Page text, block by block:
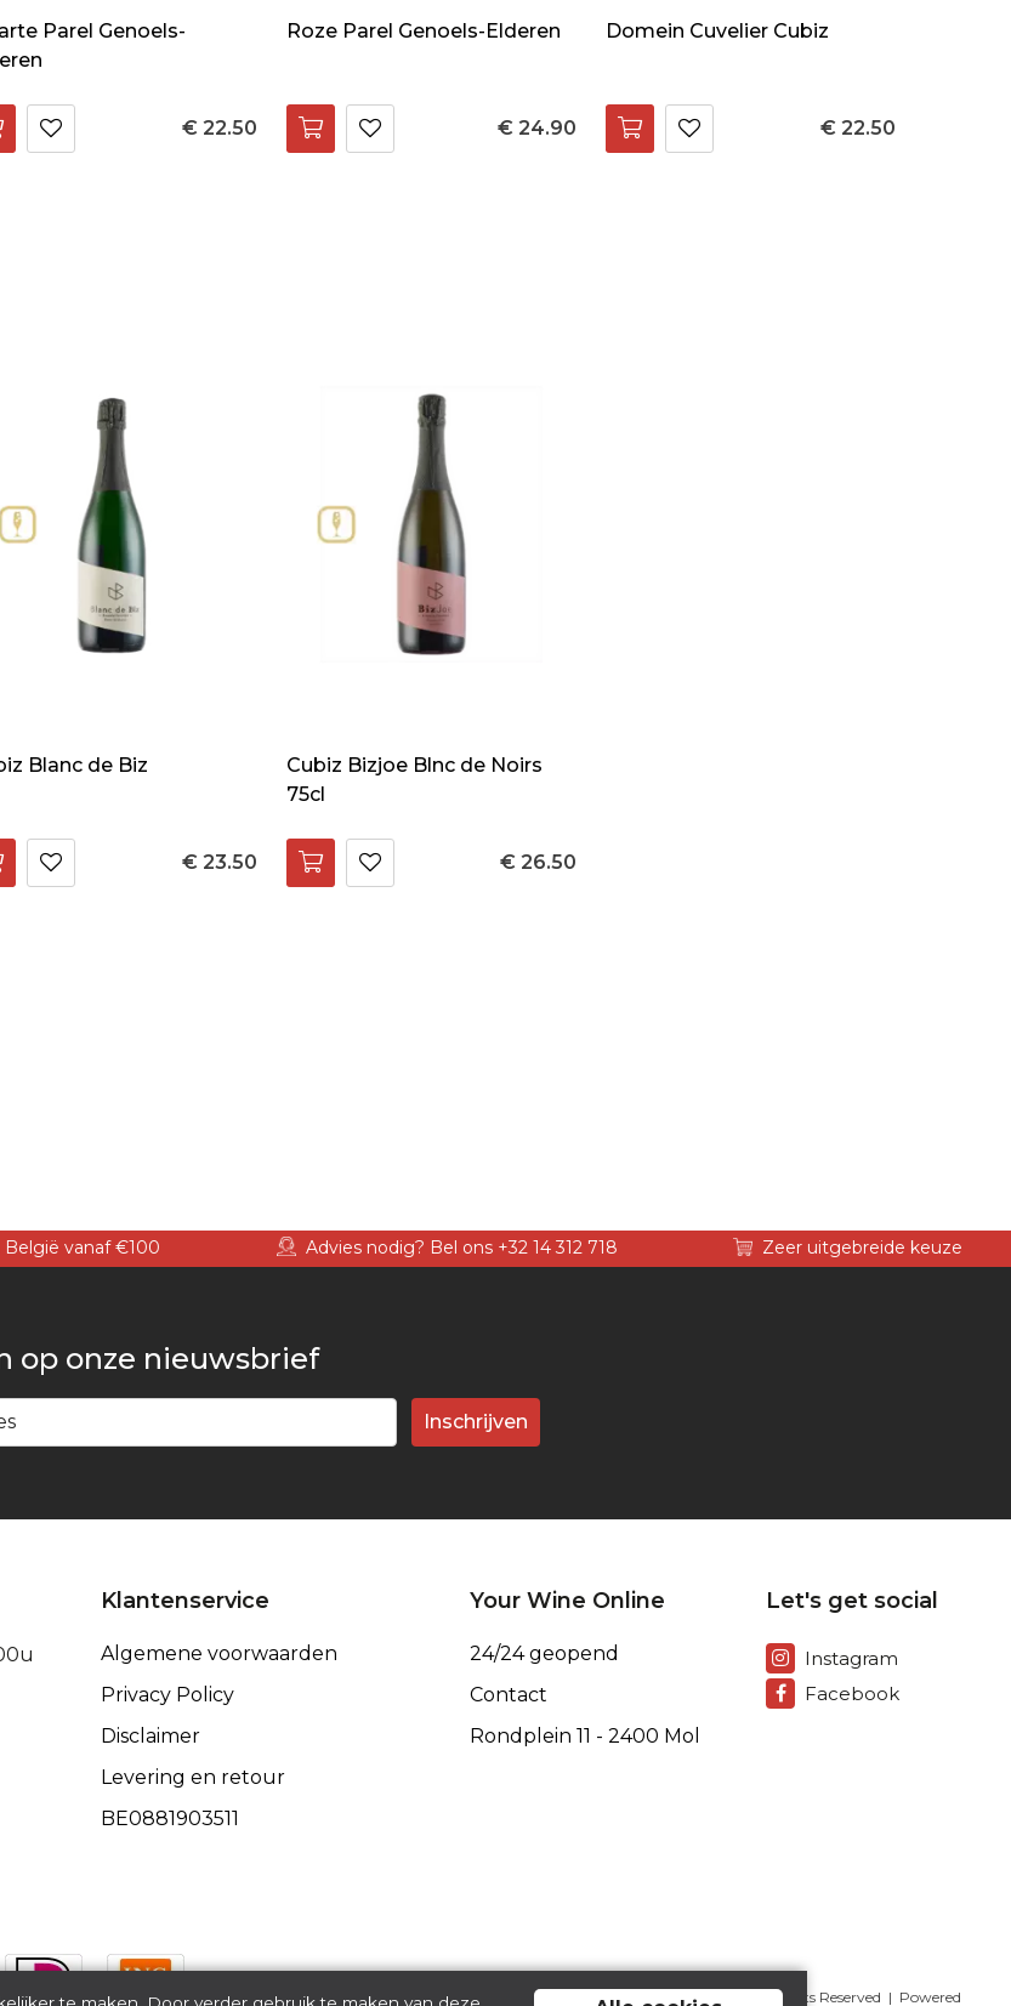
Parel Genoels-
€ 22.50
Roze Parel Genoels-Elderen
€ 24.90
Domein Cuvelier Cubiz
€ 22.50
Blanc de Biz
€ 23.50
Cubiz Bizjoe Blnc de Noirs
75cl
€ 26.50
België vanaf €100 Advies nodig? Bel ons +32 14 312 718 Zeer uitgebreide keuze
op onze nieuwsbrief
Inschrijven
Klantenservice
Algemene voorwaarden
Privacy Policy
Disclaimer
Levering en retour
BE0881903511
Your Wine Online
24/24 geopend
Contact
Rondplein 11 - 2400 Mol
Let's get social
Instagram
Facebook
Bezorgd Copyright © 2026. All Rights Reserved | Powered